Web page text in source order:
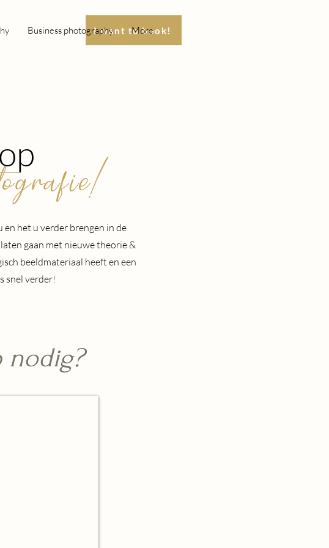
I want to book!
Business photography More
en het u verder brengen in de
gaan met nieuwe theorie &
beeldmateriaal heeft en een
snel verder!